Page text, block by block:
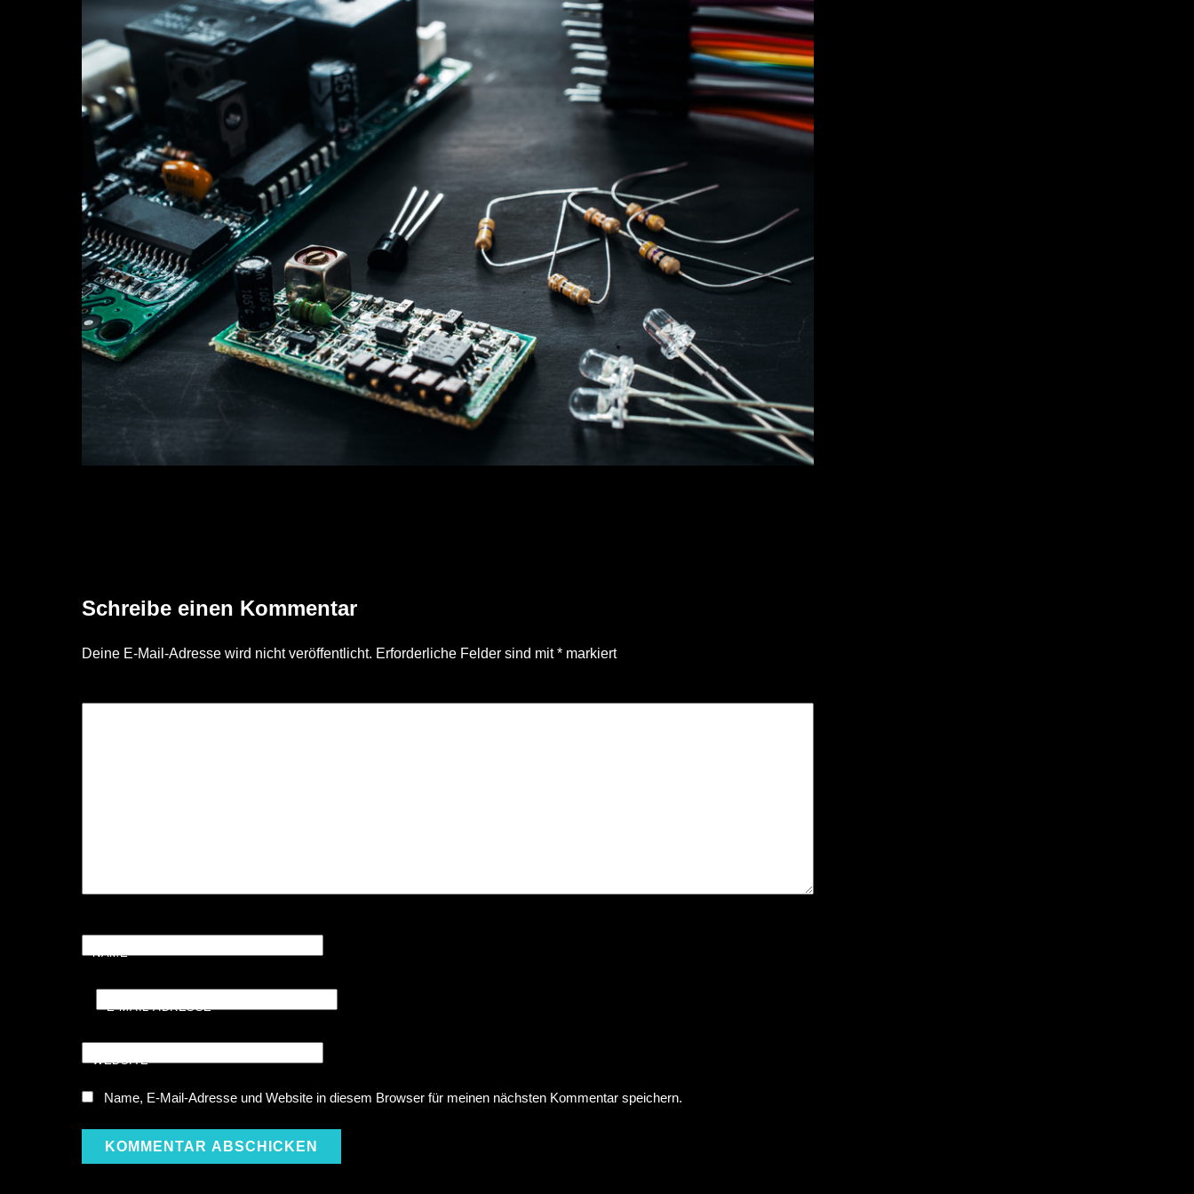
Schreibe einen Kommentar
Deine E-Mail-Adresse wird nicht veröffentlicht. Erforderliche Felder sind mit* markiert
NAME*
E-MAIL-ADRESSE*
WEBSITE
Name, E-Mail-Adresse und Website in diesem Browser für meinen nächsten Kommentar speichern.